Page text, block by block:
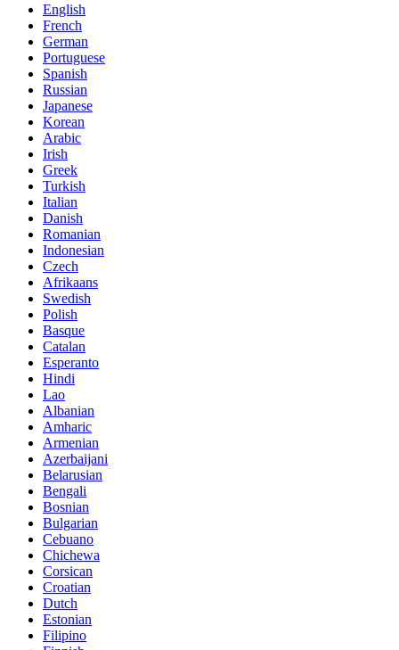
English
French
German
Portuguese
Spanish
Russian
Japanese
Korean
Arabic
Irish
Greek
Turkish
Italian
Danish
Romanian
Indonesian
Czech
Afrikaans
Swedish
Polish
Basque
Catalan
Esperanto
Hindi
Lao
Albanian
Amharic
Armenian
Azerbaijani
Belarusian
Bengali
Bosnian
Bulgarian
Cebuano
Chichewa
Corsican
Croatian
Dutch
Estonian
Filipino